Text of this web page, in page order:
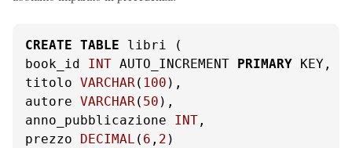
CREATE TABLE libri (
book_id INT AUTO_INCREMENT PRIMARY KEY,
titolo VARCHAR( 100 ),
autore VARCHAR( 50 ),
anno_pubblicazione INT ,
prezzo DECIMAL ( 6 , 2 )